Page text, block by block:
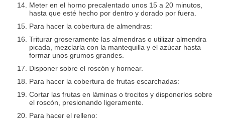
Meter en el horno precalentado unos 15 a 20 minutos,
hasta que esté hecho por dentro y dorado por fuera.
Para hacer la cobertura de almendras:
Triturar groseramente las almendras o utilizar almendra
picada, mezclarla con la mantequilla y el azúcar hasta
formar unos grumos grandes.
Disponer sobre el roscón y hornear.
Para hacer la cobertura de frutas escarchadas:
Cortar las frutas en láminas o trocitos y disponerlos sobre
el roscón, presionando ligeramente.
Para hacer el relleno: